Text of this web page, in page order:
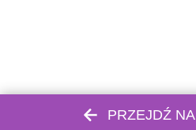
PRZEJDŹ NA